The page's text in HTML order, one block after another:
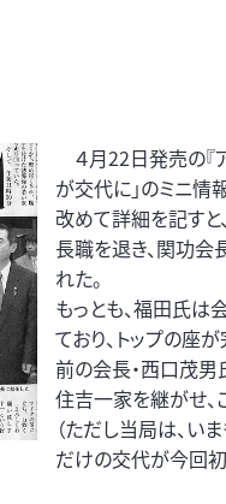
４月22日発売の『
が交代に」のミニ情
改めて詳細を記す
長職を退き、関功
れた。
もっとも、福田氏
ており、トップの座
前の会長・西口茂男
住吉一家を継がせ、
（ただし当局は、い
だけの交代が今回